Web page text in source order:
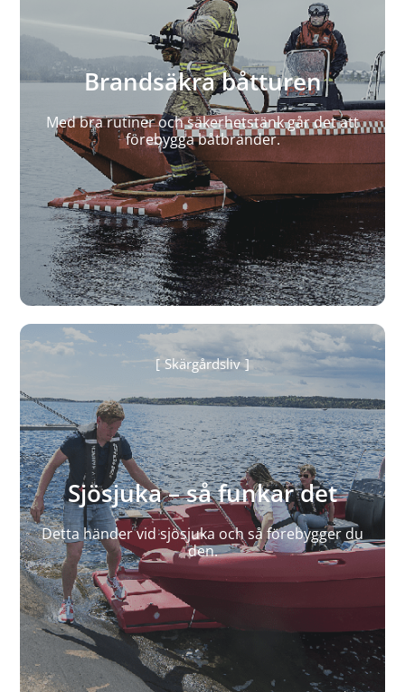
Brandsäkra båtturen
Med bra rutiner och säkerhetstänk går det att
förebygga båtbränder.
Skärgårdsliv
Sjösjuka – så funkar det
Detta händer vid sjösjuka och så förebygger du
den.